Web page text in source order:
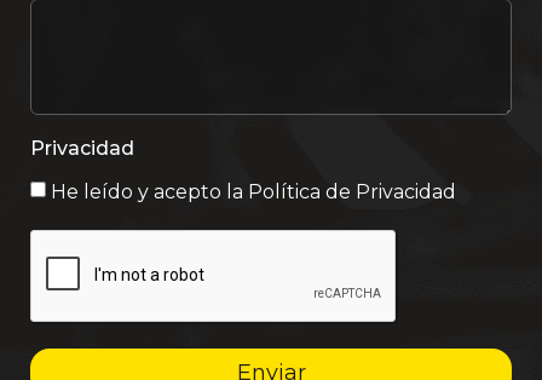
Privacidad
He leído y acepto la Política de Privacidad
Enviar